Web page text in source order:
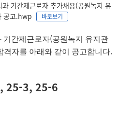
기간제근로자 추가채용(공원녹지 유
공고.hwp
바로보기
기간제근로자(공원녹지 유지관
격자를 아래와 같이 공고합니다.
25-3, 25-6